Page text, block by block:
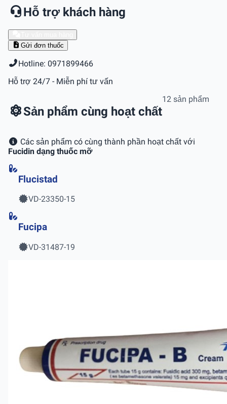
Hỗ trợ khách hàng
Gửi đơn thuốc
Hotline: 0971899466
Hỗ trợ 24/7 - Miễn phí tư vấn
Sản phẩm cùng hoạt chất
12 sản phẩm
Các sản phẩm có cùng thành phần hoạt chất với
Fucidin dạng thuốc mỡ
Flucistad
VD-23350-15
Fucipa
VD-31487-19